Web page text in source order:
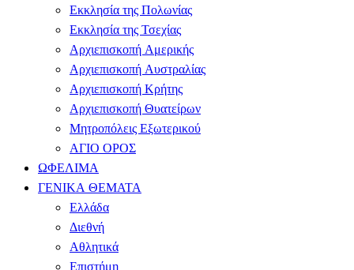
Εκκλησία της Πολωνίας
Εκκλησία της Τσεχίας
Αρχιεπισκοπή Αμερικής
Αρχιεπισκοπή Αυστραλίας
Αρχιεπισκοπή Κρήτης
Αρχιεπισκοπή Θυατείρων
Μητροπόλεις Εξωτερικού
ΑΓΙΟ ΟΡΟΣ
ΩΦΕΛΙΜΑ
ΓΕΝΙΚΑ ΘΕΜΑΤΑ
Ελλάδα
Διεθνή
Αθλητικά